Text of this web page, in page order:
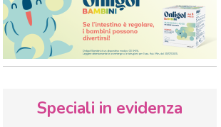
Speciali in evidenza